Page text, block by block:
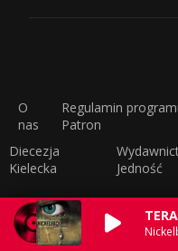
O
nas
Regulamin
Patron
Diecezja
Kielecka
Jedność